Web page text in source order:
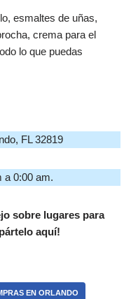
esmaltes de uñas,
crema para el
lo que puedas
FL 32819
a 0:00 am.
sobre lugares para
aquí!
EN ORLANDO